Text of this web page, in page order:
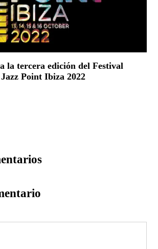
la tercera edición del Festival
Point Ibiza 2022